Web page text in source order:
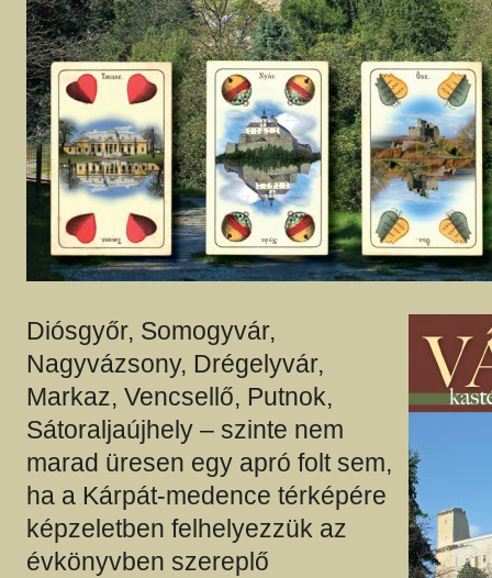
Diósgyőr, Somogyvár,
Nagyvázsony, Drégelyvár,
Markaz, Vencsellő, Putnok,
Sátoraljaújhely – szinte nem
marad üresen egy apró folt sem,
ha a Kárpát-medence térképére
képzeletben felhelyezzük az
évkönyvben szereplő